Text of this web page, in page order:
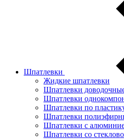
Шпатлевки
Жидкие шпатлевки
Шпатлевки
Шпатлевки
Шпатлевки по
Шпатлевки
Шпатлевки с
Шпатлевки со